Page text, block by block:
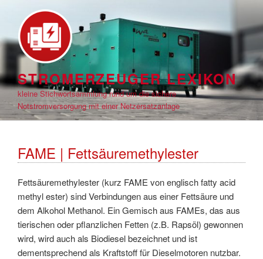
springen
STROMERZEUGER LEXIKON
kleine Stichwortsammlung rund um die sichere
Notstromversorgung mit einer Netzersatzanlage
FAME | Fettsäuremethylester
Fettsäuremethylester (kurz FAME von englisch fatty acid
methyl ester) sind Verbindungen aus einer Fettsäure und
dem Alkohol Methanol. Ein Gemisch aus FAMEs, das aus
tierischen oder pflanzlichen Fetten (z.B. Rapsöl) gewonnen
wird, wird auch als Biodiesel bezeichnet und ist
dementsprechend als Kraftstoff für Dieselmotoren nutzbar.